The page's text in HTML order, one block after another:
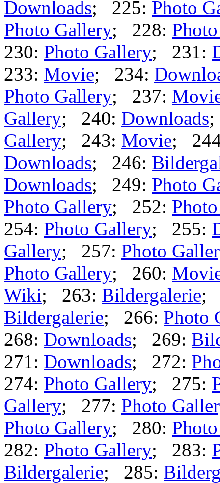
Downloads; 225: Photo
Photo Gallery; 228:
230: Photo Gallery; 231:
233: Movie; 234:
Photo Gallery; 237:
Gallery; 240: Downloads
Gallery; 243: Movie;
Downloads; 246:
Downloads; 249: Photo
Photo Gallery; 252:
254: Photo Gallery; 255:
Gallery; 257: Photo
Photo Gallery; 260:
Wiki; 263: Bildergalerie;
Bildergalerie; 266: Photo
268: Downloads; 269:
271: Downloads; 272:
274: Photo Gallery; 275:
Gallery; 277: Photo
Photo Gallery; 280:
282: Photo Gallery; 283:
Bildergalerie; 285: